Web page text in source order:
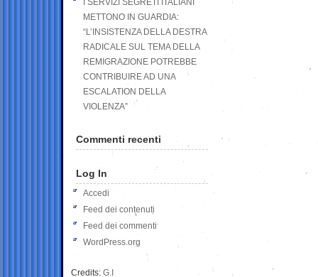
I SERVIZI SEGRETI ITALIANI
METTONO IN GUARDIA:
“L’INSISTENZA DELLA DESTRA
RADICALE SUL TEMA DELLA
REMIGRAZIONE POTREBBE
CONTRIBUIRE AD UNA
ESCALATION DELLA
VIOLENZA”
Commenti recenti
Log In
Accedi
Feed dei contenuti
Feed dei commenti
WordPress.org
Credits: G.I